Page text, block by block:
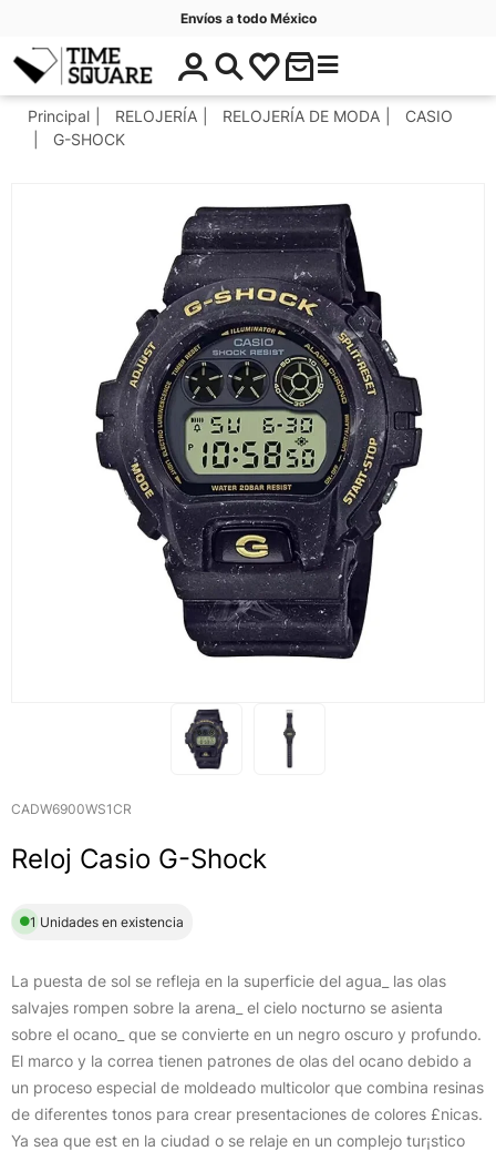
Envíos a todo México
Timesquare
$
0
.
C
t
r
í
a
s
Principal RELOJERÍA RELOJERÍA DE MODA
CASIO
G-SHOCK
CADW6900WS1CR
Reloj Casio G-Shock
1 Unidades en existencia
La puesta de sol se refleja en la superficie del agua_ las olas
salvajes rompen sobre la arena_ el cielo nocturno se asienta
sobre el ocano_ que se convierte en un negro oscuro y profundo.
El marco y la correa tienen patrones de olas del ocano debido a
un proceso especial de moldeado multicolor que combina resinas
de diferentes tonos para crear presentaciones de colores £nicas.
Ya sea que est en la ciudad o se relaje en un complejo tur¡stico